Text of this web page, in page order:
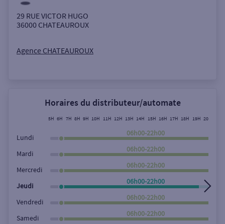
Rechercher
29 RUE VICTOR HUGO
36000 CHATEAUROUX
Agence CHATEAUROUX
Horaires du distributeur/automate
5H 6H 7H 8H 9H 10H 11H 12H 13H 14H 15H 16H 17H 18H 19H 20H
Lundi
06h00-22h00
Mardi
06h00-22h00
Mercredi
06h00-22h00
Jeudi
06h00-22h00
Vendredi
06h00-22h00
Samedi
06h00-22h00